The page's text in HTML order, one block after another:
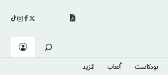
بودكاست ألعاب المزيد